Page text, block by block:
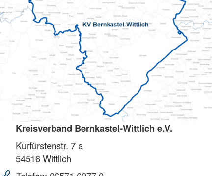
Kreisverband Bernkastel-Wittlich e.V.
Kurfürstenstr. 7 a
54516Wittlich